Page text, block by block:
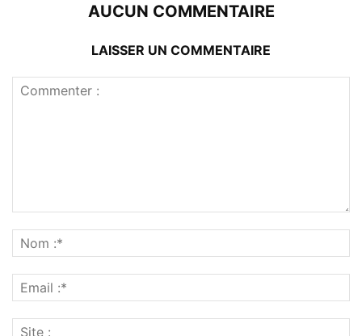
AUCUN COMMENTAIRE
LAISSER UN COMMENTAIRE